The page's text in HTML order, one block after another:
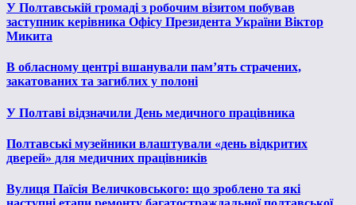
У Полтавській громаді з робочим візитом побував
заступник керівника Офісу Президента України Віктор
Микита
В обласному центрі вшанували пам’ять страчених,
закатованих та загиблих у полоні
У Полтаві відзначили День медичного працівника
Полтавські музейники влаштували «день відкритих
дверей» для медичних працівників
Вулиця Паїсія Величковського: що зроблено та які